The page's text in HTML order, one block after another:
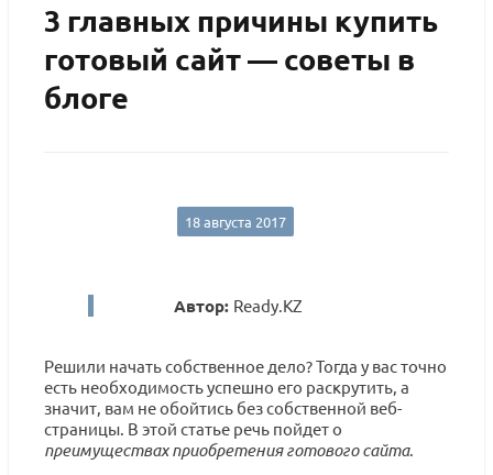
3 главных причины купить
готовый сайт — советы в
блоге
18 августа 2017
Автор: Ready.KZ
Решили начать собственное дело? Тогда у вас точно
есть необходимость успешно его раскрутить, а
значит, вам не обойтись без собственной веб-
страницы. В этой статье речь пойдет о
преимуществах приобретения готового сайта.